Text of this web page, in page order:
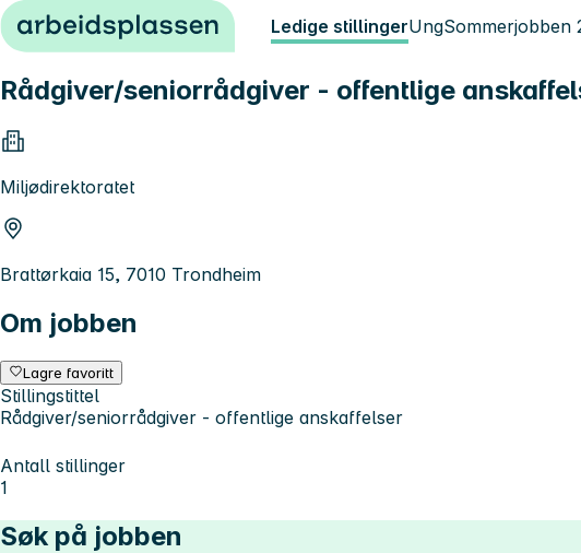
Hopp til innhold Ledige stillingerUngSommerjobben
Rådgiver/seniorrådgiver - offentlige
Miljødirektoratet
Brattørkaia 15, 7010 Trondheim
Om jobben
Lagre favoritt
Stillingstittel
Rådgiver/seniorrådgiver - offentlige anskaffelser
Antall stillinger
1
Søk på jobben